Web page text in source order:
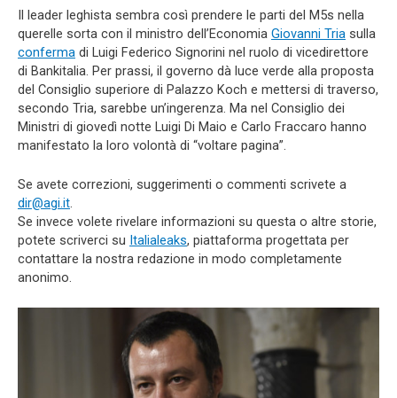
Il leader leghista sembra così prendere le parti del M5s nella
querelle sorta con il ministro dell’Economia Giovanni Tria sulla
conferma di Luigi Federico Signorini nel ruolo di vicedirettore
di Bankitalia. Per prassi, il governo dà luce verde alla proposta
del Consiglio superiore di Palazzo Koch e mettersi di traverso,
secondo Tria, sarebbe un’ingerenza. Ma nel Consiglio dei
Ministri di giovedì notte Luigi Di Maio e Carlo Fraccaro hanno
manifestato la loro volontà di “voltare pagina”.
Se avete correzioni, suggerimenti o commenti scrivete a
dir@agi.it.
Se invece volete rivelare informazioni su questa o altre storie,
potete scriverci su Italialeaks, piattaforma progettata per
contattare la nostra redazione in modo completamente
anonimo.